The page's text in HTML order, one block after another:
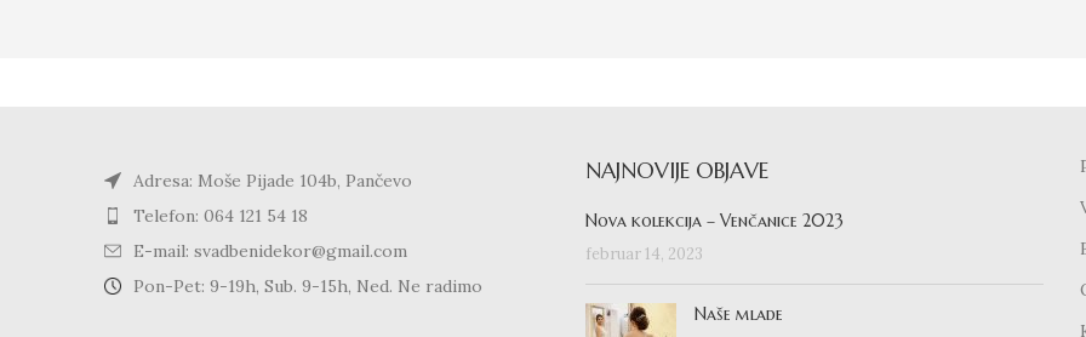
Adresa: Moše Pijade 104b, Pančevo
Telefon: 064 121 54 18
E-mail: svadbenidekor@gmail.com
Pon-Pet: 9-19h, Sub. 9-15h, Ned. Ne radimo
NAJNOVIJE OBJAVE
Nova kolekcija – Venčanice 2023
februar 14, 2023
Naše mlade